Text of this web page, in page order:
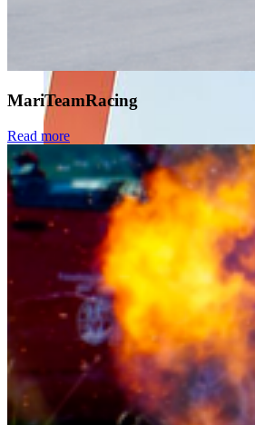
MariTeamRacing
Read more